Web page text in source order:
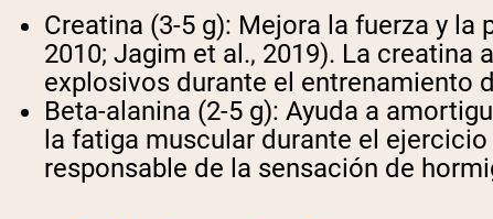
Creatina (3-5 g): Mejora la fuerza y la
2010; Jagim et al., 2019). La
explosivos durante el entrenamiento
Beta-alanina (2-5 g): Ayuda a
la fatiga muscular durante el
responsable de la sensación de